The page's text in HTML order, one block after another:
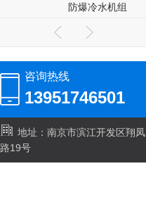
防爆冷水机组
咨询热线
13951746501
地址：南京市滨江开发区翔凤
路19号